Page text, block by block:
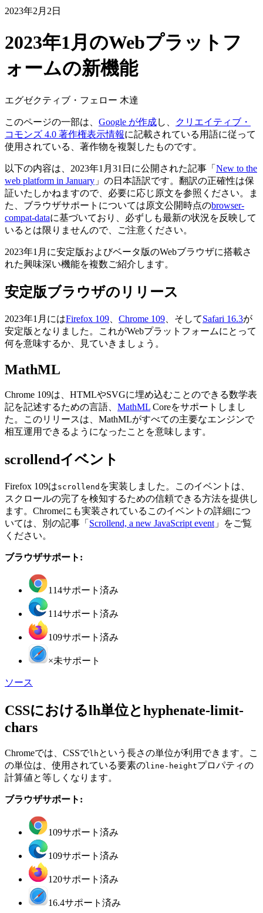
2023年2月2日
2023年1月のWebプラットフ
ォームの新機能
エグゼクティブ・フェロー 木達
このページの一部は、 Google が作成し、
クリエイティブ・
コモンズ 4.0 著作権表示情報に記載されている用語に従って
使用されている、著作物を複製したものです。
以下の内容は、2023年1月31日に公開された記事「 New to the
web platform in January 」の日本語訳です。翻訳の正確性は保
証いたしかねますので、必要に応じ原文を参照ください。ま
た、ブラウザサポートについては原文公開時点のbrowser-
compat-dataに基づいており、必ずしも最新の状況を反映して
いるとは限りませんので、ご注意ください。
2023年1月に安定版およびベータ版のWebブラウザに搭載さ
れた興味深い機能を複数ご紹介します。
安定版ブラウザのリリース
2023年1月にはFirefox 109 Chrome 109 、そしてSafari 16.3が
安定版となりました。これがWebプラットフォームにとって
何を意味するか、見ていきましょう。
MathML
Chrome 109は、HTMLやSVGに埋め込むことのできる数学表
記を記述するための言語、 MathML Coreをサポートしまし
た。このリリースは、MathMLがすべての主要なエンジンで
相互運用できるようになったことを意味します。
scrollendイベント
Firefox 109はscrollend を実装しました。このイベントは、
スクロールの完了を検知するための信頼できる方法を提供し
ます。Chromeにも実装されているこのイベントの詳細につ
いては、別の記事「 Scrollend, a new JavaScript event 」をご覧
ください。
ブラウザサポート:
114サポート済み
114サポート済み
109サポート済み
×未サポート
ソース
CSSにおけるlh単位とhyphenate-limit-
chars
Chromeでは、CSSでlh という長さの単位が利用できます。こ
の単位は、使用されている要素のline-heightプロパティの
計算値と等しくなります。
ブラウザサポート:
109サポート済み
109サポート済み
120サポート済み
16.4サポート済み